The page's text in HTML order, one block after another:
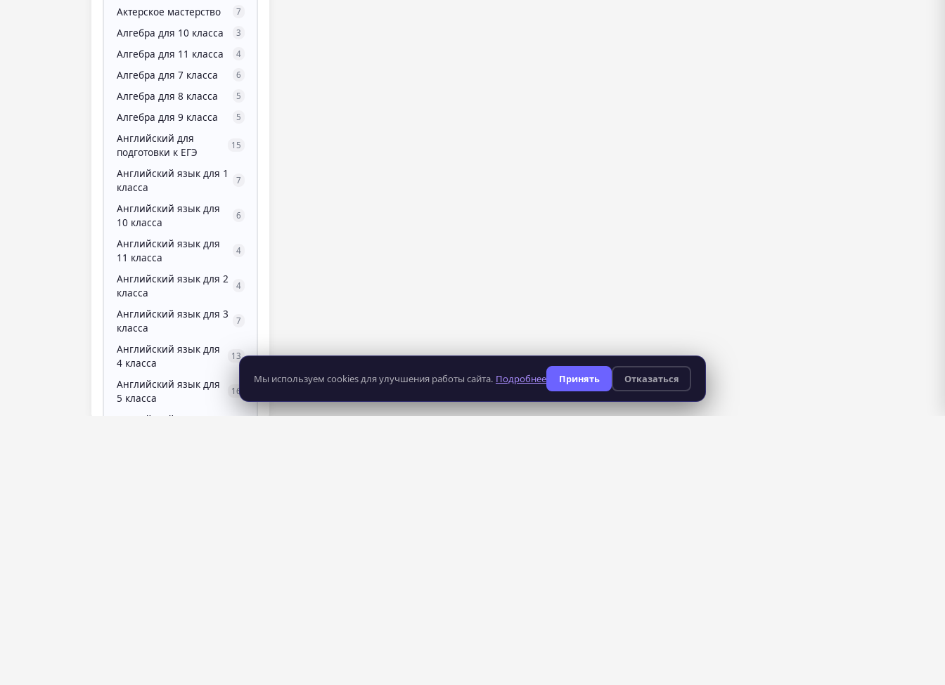
Актерское мастерство 7
Алгебра для 10 класса 3
Алгебра для 11 класса 4
Алгебра для 7 класса 6
Алгебра для 8 класса 5
Алгебра для 9 класса 5
Английский для
подготовки к ЕГЭ
15
Английский язык для 1
класса
7
Английский язык для
10 класса
6
Английский язык для
11 класса
4
Английский язык для 2
класса
4
Английский язык для 3
класса
7
Английский язык для
4 класса
13
Английский язык для
5 класса
16
Английский язык для
Мы используем cookies для улучшения работы сайта. Подробнее Принять Отказаться